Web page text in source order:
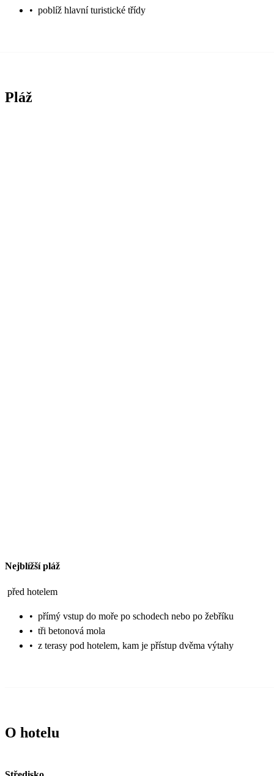
• poblíž hlavní turistické třídy
Pláž
Nejblížší pláž
před hotelem
• přímý vstup do moře po schodech nebo po žebříku
• tři betonová mola
• z terasy pod hotelem, kam je přístup dvěma výtahy
O hotelu